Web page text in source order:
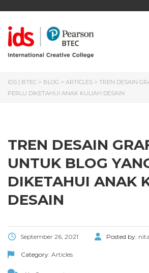
IDS | BTEC > BLOG > ARTICLES > TREN DESAIN
PERLU DIKETAHUI ANAK KULIAH DESAIN
TREN DESAIN
UNTUK BLOG
DIKETAHUI ANAK
DESAIN
September 26, 2021 Posted by: nita
Category: Articles